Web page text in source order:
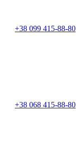
+38 099 415-88-80
+38 068 415-88-80